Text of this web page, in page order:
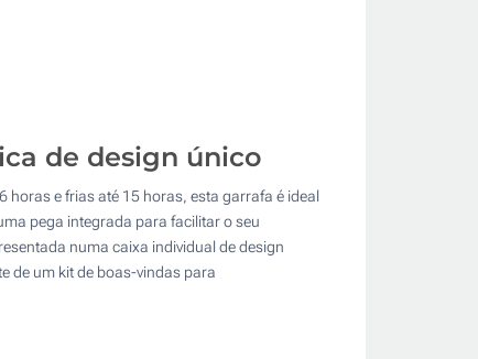
de design único
horas e frias até 15 horas, esta garrafa é ideal
pega integrada para facilitar o seu
numa caixa individual de design
de um kit de boas-vindas para